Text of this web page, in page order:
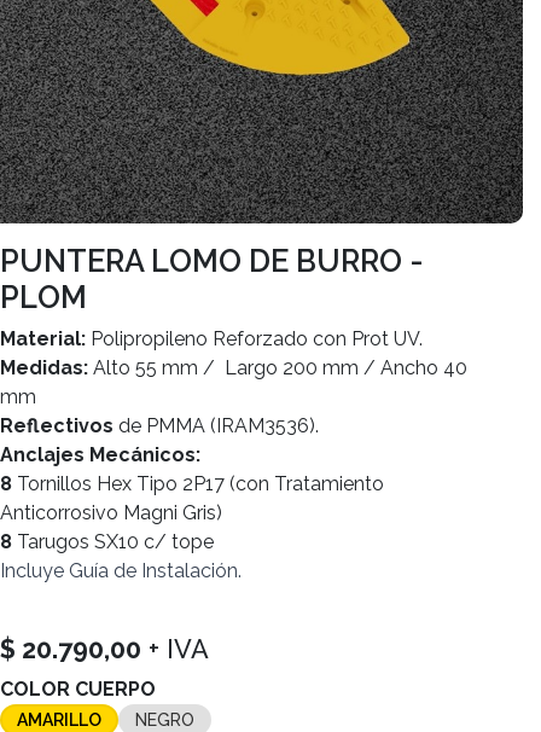
PUNTERA LOMO DE BURRO -
PLOM
Material: Polipropileno Reforzado con Prot UV.
Medidas: Alto 55 mm / Largo 200 mm / Ancho 40
mm
Reflectivos de PMMA (IRAM3536).
Anclajes Mecánicos:
8 Tornillos Hex Tipo 2P17 (con Tratamiento
Anticorrosivo Magni Gris)
8 Tarugos SX10 c/ tope
Incluye Guía de Instalación.
$ 20.790,00 + IVA
COLOR CUERPO
AMARILLO NEGRO